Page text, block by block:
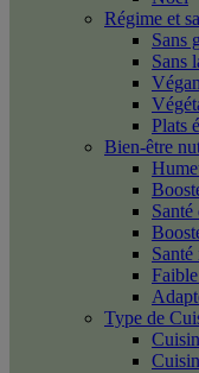
Régime et
Sans
Sans
Plats
Bien-être
Santé
Santé
Type de